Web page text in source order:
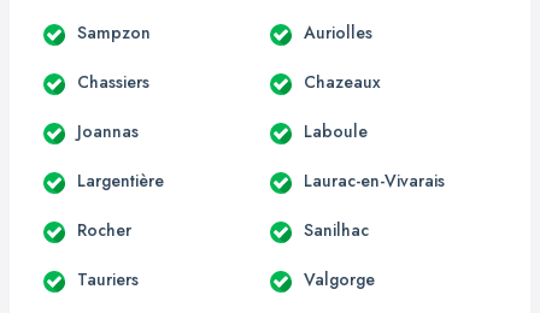
Sampzon Auriolles
Chassiers Chazeaux
Joannas Laboule
Largentière Laurac-en-Vivarais
Rocher Sanilhac
Tauriers Valgorge